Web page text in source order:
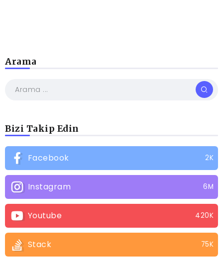
Arama
Bizi Takip Edin
Facebook 2K
Instagram 6M
Youtube 420K
Stack 75K